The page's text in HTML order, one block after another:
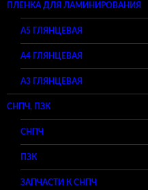
ПЛЕНКА ДЛЯ ЛАМИНИРОВАНИЯ
A5 ГЛЯНЦЕВАЯ
А4 ГЛЯНЦЕВАЯ
A3 ГЛЯНЦЕВАЯ
СНПЧ, ПЗК
СНПЧ
ПЗК
ЗАПЧАСТИ К СНПЧ